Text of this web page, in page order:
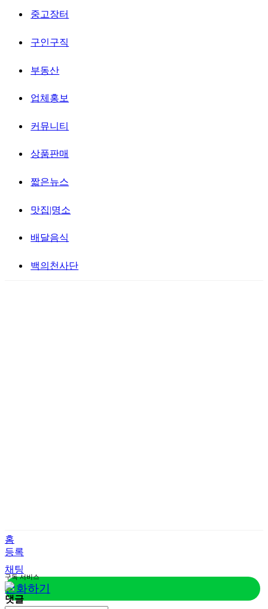
중고장터
구인구직
부동산
업체홍보
커뮤니티
상품판매
짧은뉴스
맛집|명소
배달음식
백의천사단
홈
등록
채팅
전화하기
구독 서비스
댓글